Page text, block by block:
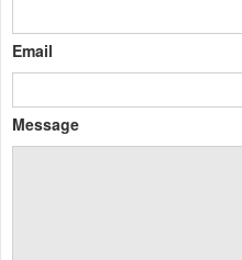
Email
Message